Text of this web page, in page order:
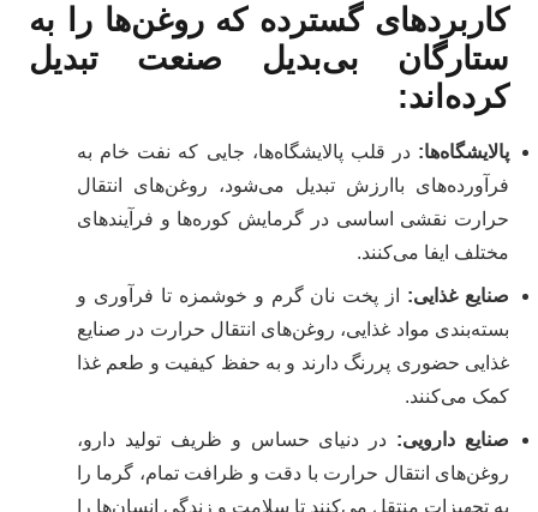
کاربردهای گسترده که روغن‌ها را به
ستارگان بی‌بدیل صنعت تبدیل
کرده‌اند:
پالایشگاه‌ها: در قلب پالایشگاه‌ها، جایی که نفت خام به
فرآورده‌های باارزش تبدیل می‌شود، روغن‌های انتقال
حرارت نقشی اساسی در گرمایش کوره‌ها و فرآیندهای
مختلف ایفا می‌کنند.
صنایع غذایی: از پخت نان گرم و خوشمزه تا فرآوری و
بسته‌بندی مواد غذایی، روغن‌های انتقال حرارت در صنایع
غذایی حضوری پررنگ دارند و به حفظ کیفیت و طعم غذا
کمک می‌کنند.
صنایع دارویی: در دنیای حساس و ظریف تولید دارو،
روغن‌های انتقال حرارت با دقت و ظرافت تمام، گرما را
به تجهیزات منتقل می‌کنند تا سلامت و زندگی انسان‌ها را